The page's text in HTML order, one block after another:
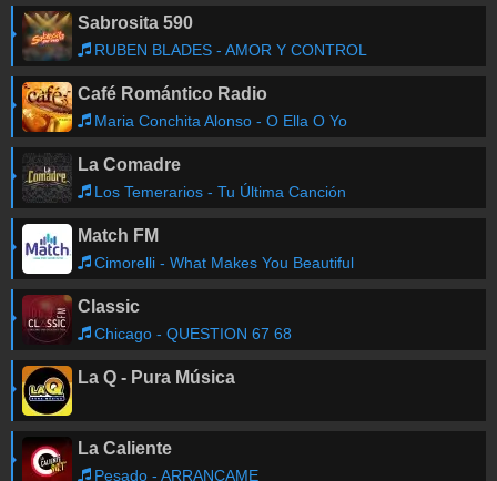
Sabrosita 590
RUBEN BLADES - AMOR Y CONTROL
Café Romántico Radio
Maria Conchita Alonso - O Ella O Yo
La Comadre
Los Temerarios - Tu Última Canción
Match FM
Cimorelli - What Makes You Beautiful
Classic
Chicago - QUESTION 67 68
La Q - Pura Música
La Caliente
Pesado - ARRANCAME